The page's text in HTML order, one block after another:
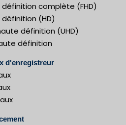
complète (FHD)
(HD)
définition (UHD)
définition
d'enregistreur